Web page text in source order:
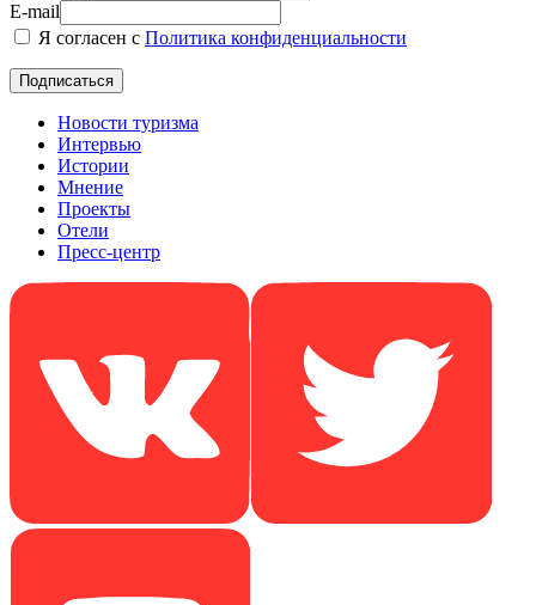
E-mail
Я согласен с Политика конфиденциальности
Новости туризма
Интервью
Истории
Мнение
Проекты
Отели
Пресс-центр